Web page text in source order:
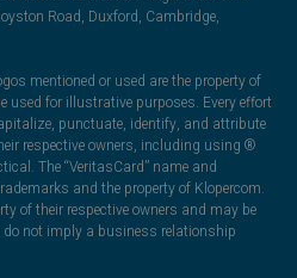
Road, Duxford, Cambridge,
mentioned or used are the property of
used for illustrative purposes. Every effort
punctuate, identify, and attribute
respective owners, including using ®
The “VeritasCard” name and
and the property of Klopercom.
of their respective owners and may be
not imply a business relationship